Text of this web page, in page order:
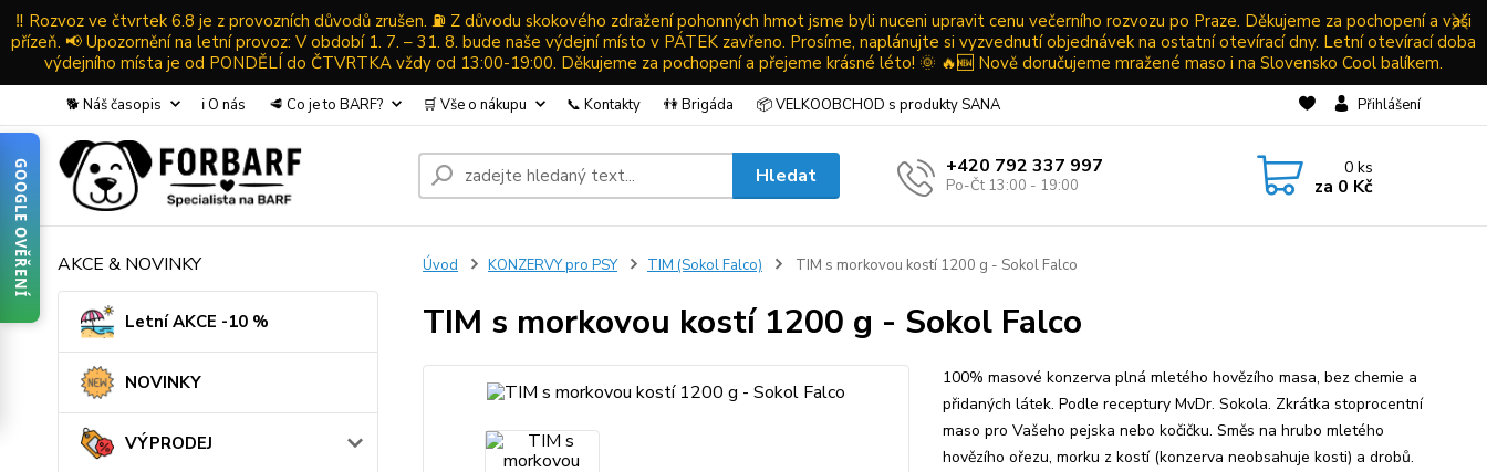
‼️ Rozvoz ve čtvrtek 6.8 je z provozních důvodů zrušen. ⛽ Z důvodu skokového zdražení pohonných hmot jsme byli nuceni upravit cenu večerního rozvozu po Praze. Děkujeme za pochopení a vaši
přízeň. 📢 Upozornění na letní provoz: V období 1. 7. – 31. 8. bude naše výdejní místo v PÁTEK zavřeno. Prosíme, naplánujte si vyzvednutí objednávek na ostatní otevírací dny. Letní otevírací doba
výdejního místa je od PONDĚLÍ do ČTVRTKA vždy od 13:00-19:00. Děkujeme za pochopení a přejeme krásné léto! 🌞 🔥🆕 Nově doručujeme mražené maso i na Slovensko Cool balíkem.
🐕 Náš časopis ℹ️ O nás 🥩 Co je to BARF? 🛒 Vše o nákupu 📞 Kontakty 👫 Brigáda 📦 VELKOOBCHOD s produkty SANA Přihlášení
Hledat +420 792 337 997
Po-Čt 13:00 - 19:00
0ks
za 0 Kč
AKCE & NOVINKY
Letní AKCE -10 %
NOVINKY
VÝPRODEJ
Úvod KONZERVY pro PSY TIM (Sokol Falco) TIM s morkovou kostí 1200 g - Sokol Falco
TIM s morkovou kostí 1200 g - Sokol Falco
100% masové konzerva plná mletého hovězího masa, bez chemie a
přidaných látek. Podle receptury MvDr. Sokola. Zkrátka stoprocentní
maso pro Vašeho pejska nebo kočičku. Směs na hrubo mletého
hovězího ořezu, morku z kostí (konzerva neobsahuje kosti) a drobů.
GOOGLE OVĚŘENÍ